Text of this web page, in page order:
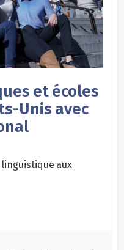
et écoles
Unis avec
linguistique aux